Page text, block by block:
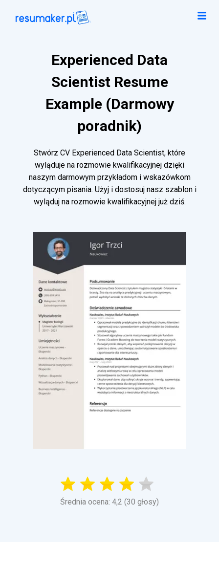
Experienced Data
Scientist Resume
Example (Darmowy
poradnik)
Stwórz CV Experienced Data Scientist, które
wyląduje na rozmowie kwalifikacyjnej dzięki
naszym darmowym przykładom i wskazówkom
dotyczącym pisania. Użyj i dostosuj nasz szablon i
wyląduj na rozmowie kwalifikacyjnej już dziś.
Średnia ocena: 4,2 (30 głosy)